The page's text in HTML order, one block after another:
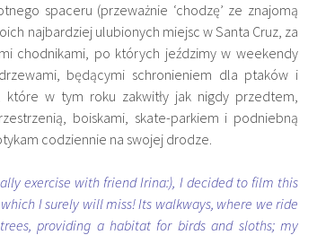
spaceru (przeważnie ‘chodzę’ ze znajomą
najbardziej ulubionych miejsc w Santa Cruz, za
chodnikami, po których jeździmy w weekendy
będącymi schronieniem dla ptaków i
które w tym roku zakwitły jak nigdy przedtem,
boiskami, skate-parkiem i podniebną
codziennie na swojej drodze.
exercise with friend Irina:), I decided to film this
I surely will miss! Its walkways, where we ride
providing a habitat for birds and sloths; my